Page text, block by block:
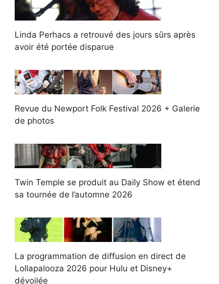
Linda Perhacs a retrouvé des jours sûrs après
avoir été portée disparue
Revue du Newport Folk Festival 2026 + Galerie
de photos
Twin Temple se produit au Daily Show et étend
sa tournée de l’automne 2026
La programmation de diffusion en direct de
Lollapalooza 2026 pour Hulu et Disney+
dévoilée